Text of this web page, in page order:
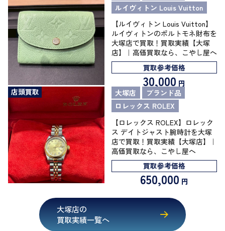
ルイヴィトン Louis Vuitton
【ルイヴィトン Louis Vuitton】
ルイヴィトンのポルトモネ財布を
大塚店で買取！買取実績【大塚
店】｜高価買取なら、こやし屋へ
買取参考価格
30,000 円
店頭買取
大塚店
ブランド品
ロレックス ROLEX
【ロレックス ROLEX】ロレック
ス デイトジャスト腕時計を大塚
店で買取！買取実績【大塚店】｜
高価買取なら、こやし屋へ
買取参考価格
650,000 円
大塚店の
買取実績一覧へ